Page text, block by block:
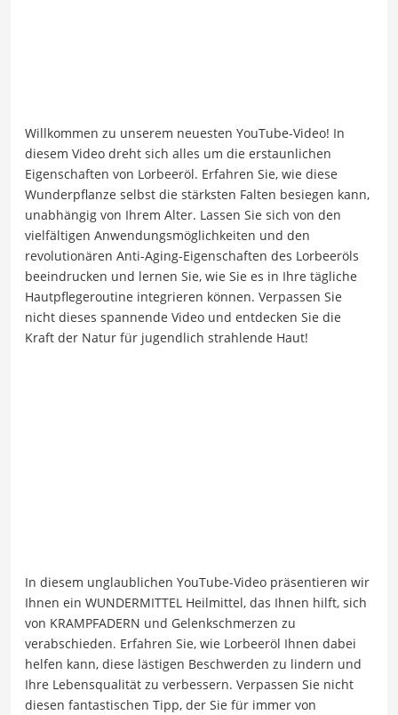
Willkommen zu unserem neuesten YouTube-Video! In
diesem Video dreht sich alles um die erstaunlichen
Eigenschaften von Lorbeeröl. Erfahren Sie, wie diese
Wunderpflanze selbst die stärksten Falten besiegen kann,
unabhängig von Ihrem Alter. Lassen Sie sich von den
vielfältigen Anwendungsmöglichkeiten und den
revolutionären Anti-Aging-Eigenschaften des Lorbeeröls
beeindrucken und lernen Sie, wie Sie es in Ihre tägliche
Hautpflegeroutine integrieren können. Verpassen Sie
nicht dieses spannende Video und entdecken Sie die
Kraft der Natur für jugendlich strahlende Haut!
In diesem unglaublichen YouTube-Video präsentieren wir
Ihnen ein WUNDERMITTEL Heilmittel, das Ihnen hilft, sich
von KRAMPFADERN und Gelenkschmerzen zu
verabschieden. Erfahren Sie, wie Lorbeeröl Ihnen dabei
helfen kann, diese lästigen Beschwerden zu lindern und
Ihre Lebensqualität zu verbessern. Verpassen Sie nicht
diesen fantastischen Tipp, der Sie für immer von